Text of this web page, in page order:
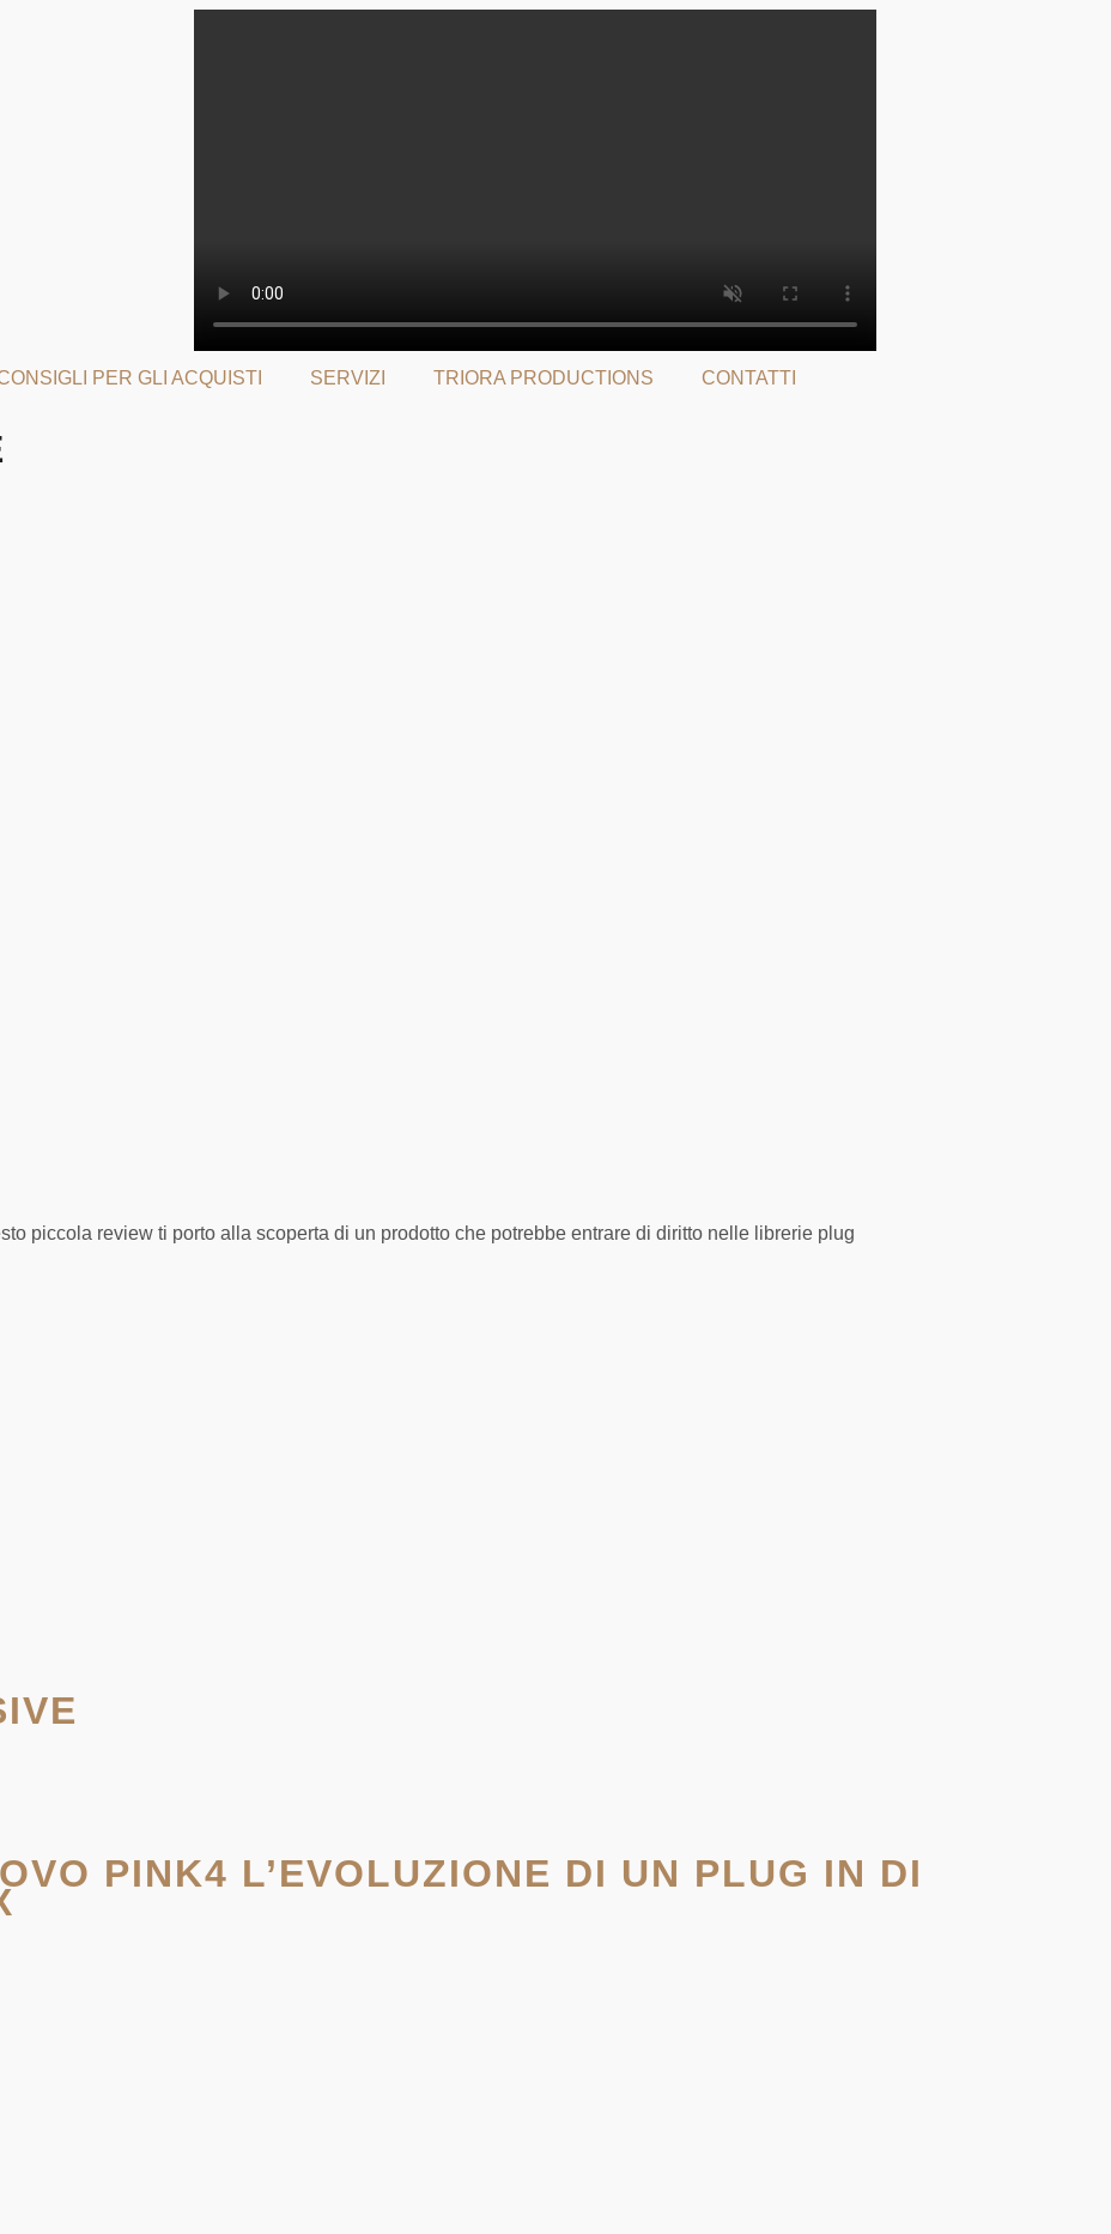
PER GLI ACQUISTI SERVIZI TRIORA PRODUCTIONS CONTATTI
piccola review ti porto alla scoperta di un prodotto che potrebbe entrare di diritto nelle librerie plug
PINK4 L’EVOLUZIONE DI UN PLUG IN DI